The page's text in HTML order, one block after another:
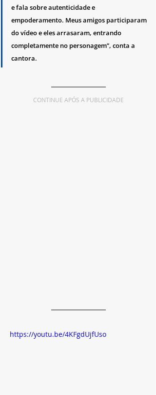
e fala sobre autenticidade e
empoderamento. Meus amigos participaram
do vídeo e eles arrasaram, entrando
completamente no personagem”, conta a
cantora.
CONTINUE APÓS A PUBLICIDADE
https://youtu.be/4KFgdUjfUso